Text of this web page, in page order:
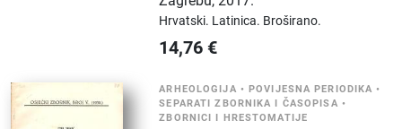
Hrvatski. Latinica. Broširano.
14,76 €
ARHEOLOGIJA •POVIJESNA PERIODIKA •
SEPARATI ZBORNIKA I ČASOPISA •
ZBORNICI I HRESTOMATIJE